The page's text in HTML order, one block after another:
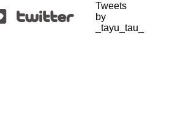
Tweets
by
_tayu_tau_